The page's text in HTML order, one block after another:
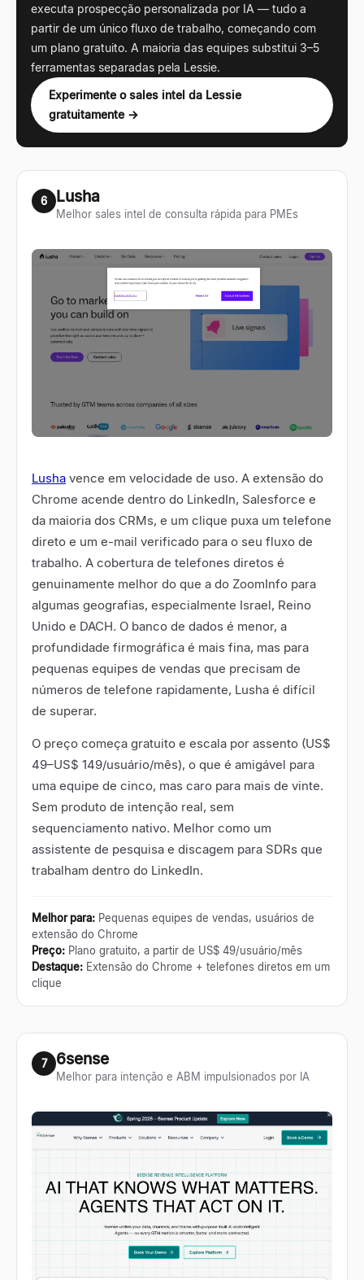
executa prospecção personalizada por IA — tudo a
partir de um único fluxo de trabalho, começando com
um plano gratuito. A maioria das equipes substitui 3–5
ferramentas separadas pela Lessie.
Experimente o sales intel da Lessie
gratuitamente →
6 Lusha
Melhor sales intel de consulta rápida para PMEs
Lusha vence em velocidade de uso. A extensão do
Chrome acende dentro do LinkedIn, Salesforce e
da maioria dos CRMs, e um clique puxa um telefone
direto e um e-mail verificado para o seu fluxo de
trabalho. A cobertura de telefones diretos é
genuinamente melhor do que a do ZoomInfo para
algumas geografias, especialmente Israel, Reino
Unido e DACH. O banco de dados é menor, a
profundidade firmográfica é mais fina, mas para
pequenas equipes de vendas que precisam de
números de telefone rapidamente, Lusha é difícil
de superar.
O preço começa gratuito e escala por assento (US$
49–US$ 149/usuário/mês), o que é amigável para
uma equipe de cinco, mas caro para mais de vinte.
Sem produto de intenção real, sem
sequenciamento nativo. Melhor como um
assistente de pesquisa e discagem para SDRs que
trabalham dentro do LinkedIn.
Melhor para: Pequenas equipes de vendas, usuários de
extensão do Chrome
Preço: Plano gratuito, a partir de US$ 49/usuário/mês
Destaque: Extensão do Chrome + telefones diretos em um
clique
7 6sense
Melhor para intenção e ABM impulsionados por IA